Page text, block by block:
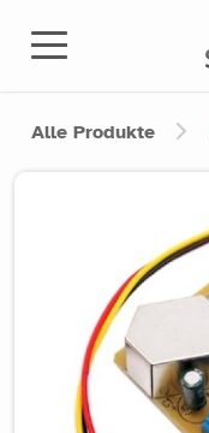
Alle Produkte